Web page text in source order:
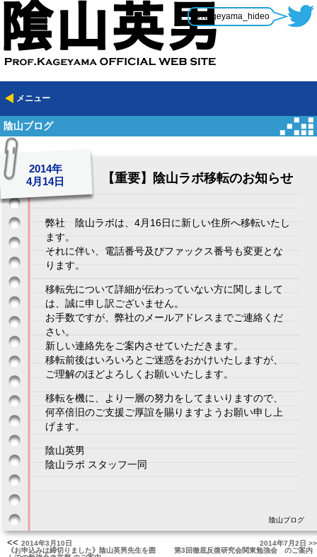
@Kageyama_hideo
メニュー
陰山ブログ
【重要】陰山ラボ移転のお知らせ
2014年
4月14日
弊社 陰山ラボは、4月16日に新しい住所へ移転いたし
ます。
それに伴い、電話番号及びファックス番号も変更とな
ります。
移転先について詳細が伝わっていない方に関しまして
は、誠に申し訳ございません。
お手数ですが、弊社のメールアドレスまでご連絡くだ
さい。
新しい連絡先をご案内させていただきます。
移転前後はいろいろとご迷惑をおかけいたしますが、
ご理解のほどよろしくお願いいたします。
移転を機に、より一層の努力をしてまいりますので、
何卒倍旧のご支援ご厚誼を賜りますようお願い申し上
げます。
陰山英男
陰山ラボ スタッフ一同
陰山ブログ
<< 2014年3月10日
《お申込みは締切りました》陰山英男先生を囲
2014年7月2日 >>
第3回徹底反復研究会関東勉強会 のご案内